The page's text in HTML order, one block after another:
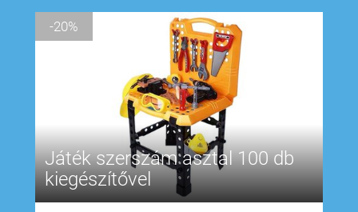
-20%
Játék szerszám asztal 100 db
kiegészítővel